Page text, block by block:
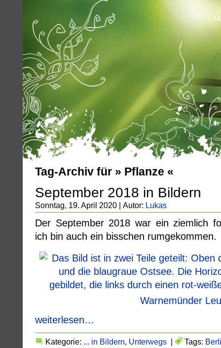
Tag-Archiv für » Pflanze «
September 2018 in Bildern
Sonntag, 19. April 2020 | Autor: Lukas
Der September 2018 war ein ziemlich
ich bin auch ein bisschen rumgekommen.
Warnemünder
weiterlesen…
Kategorie: ... in Bildern, Unterwegs | Tags: